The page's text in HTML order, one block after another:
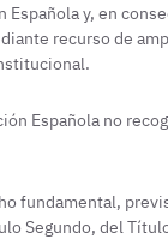
Española y, en
recurso de
Española no
fundamental,
Segundo, del